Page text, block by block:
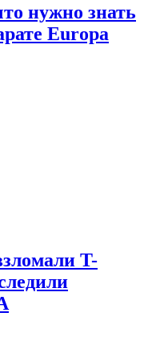
нужно знать
Europa
T-